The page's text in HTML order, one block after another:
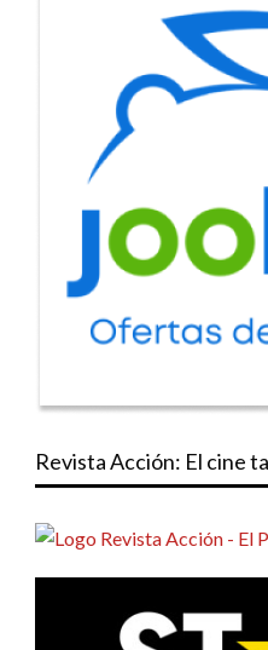
Revista Acción: El cine